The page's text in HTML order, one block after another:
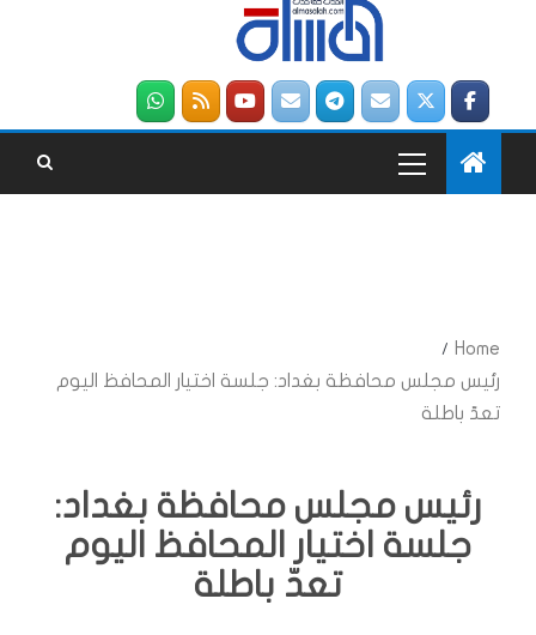
Home
رئيس مجلس محافظة بغداد: جلسة اختيار المحافظ اليوم
تعدّ باطلة
رئيس مجلس محافظة بغداد:
جلسة اختيار المحافظ اليوم
تعدّ باطلة